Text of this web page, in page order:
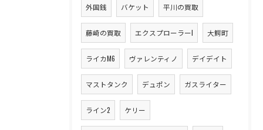
外国銭 バケット 平川の買取
藤崎の買取 エクスプローラーI 大鰐町
ライカM6 ヴァレンティノ デイデイト
マストタンク デュポン ガスライター
ライン2 ケリー